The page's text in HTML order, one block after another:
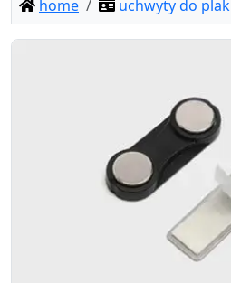
home uchwyty do